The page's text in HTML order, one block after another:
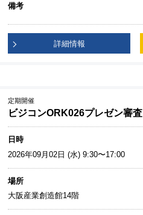
備考
詳細情報
定期開催
ビジコンORK026プレゼン審査
日時
2026年09月02日 (水) 9:30〜17:00
場所
大阪産業創造館14階